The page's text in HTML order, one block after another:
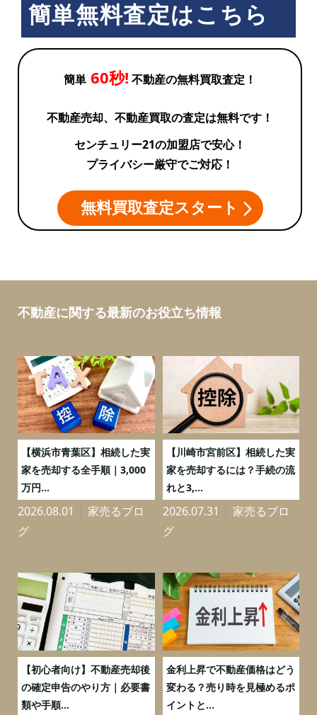
簡単無料査定はこちら
簡単 60秒! 不動産の無料買取査定！
不動産売却、不動産買取の査定は無料です！
センチュリー21の加盟店で安心！
プライバシー厳守でご対応！
無料買取査定スタート
不動産に関する最新のお役立ち情報
【横浜市青葉区】相続した実
家を売却する全手順｜3,000
万円...
2026.08.01
家売るブロ
グ
【川崎市宮前区】相続した実
家を売却するには？手続の流
れと3,...
2026.07.31
家売るブロ
グ
【初心者向け】不動産売却後
の確定申告のやり方｜必要書
類や手順...
金利上昇で不動産価格はどう
変わる？売り時を見極めるポ
イントと...